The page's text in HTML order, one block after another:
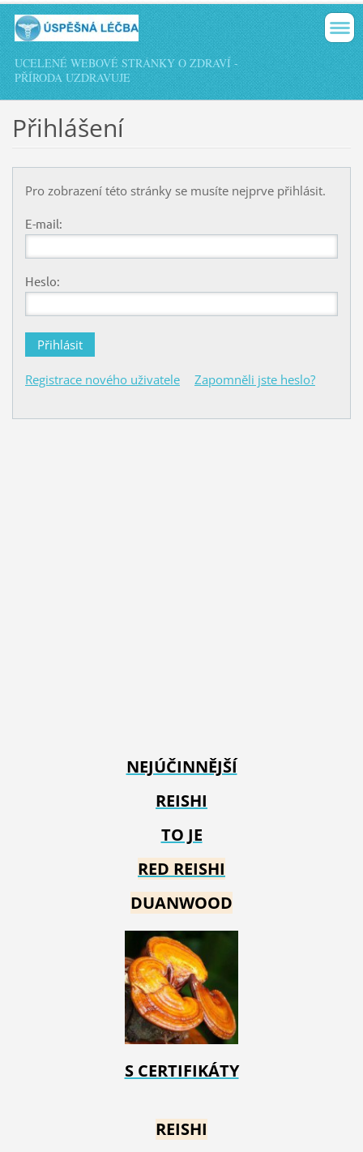
UCELENÉ WEBOVÉ STRÁNKY O ZDRAVÍ -
PŘÍRODA UZDRAVUJE
Přihlášení
Pro zobrazení této stránky se musíte nejprve přihlásit.
E-mail:
Heslo:
Registrace nového uživatele Zapomněli jste heslo?
NEJÚČINNĚJŠÍ
REISHI
TO JE
RED REISHI
DUANWOOD
S CERTIFIKÁTY
REISHI